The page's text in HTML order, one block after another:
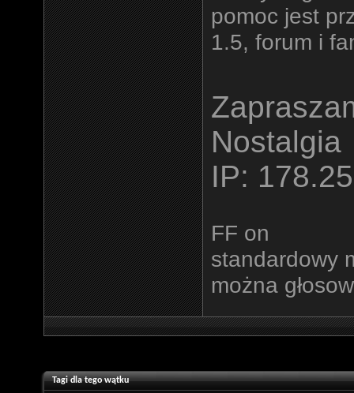
pomoc jest
1.5, forum i
Nostalgia
IP:
FF on
standardowy
można
Tagi dla tego wątku